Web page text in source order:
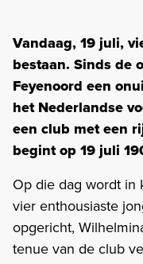
Vandaag, 19 juli,
bestaan. Sinds de
Feyenoord een
het Nederlandse
een club met een
begint op 19 juli
Op die dag wordt in
vier enthousiaste
opgericht,
tenue van de club